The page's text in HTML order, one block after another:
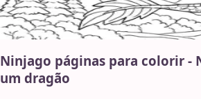
Ninjago páginas para colorir -
um dragão